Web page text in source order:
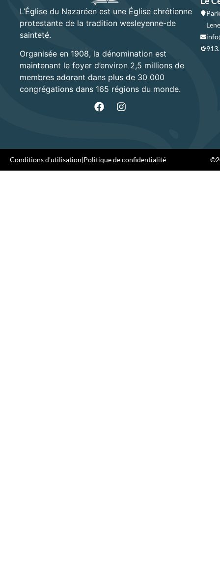
L’Église du Nazaréen est une Église chrétienne
protestante de la tradition wesleyenne-de
sainteté.
Organisée en 1908, la dénomination est
maintenant le foyer d’environ 2,5 millions de
membres adorant dans plus de 30 000
congrégations dans 165 régions du monde.
Conditions d'utilisation|Politique de confidentialité